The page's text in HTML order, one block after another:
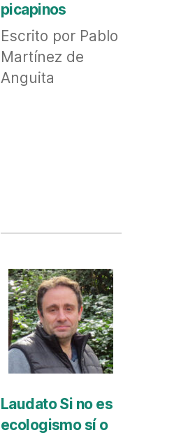
picapinos
Escrito por Pablo
Martínez de
Anguita
Laudato Si no es
ecologismo sí o